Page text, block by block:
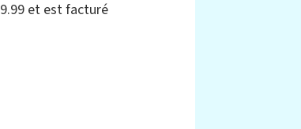
et est facturé